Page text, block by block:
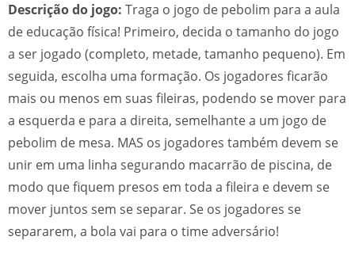
Descrição do jogo: Traga o jogo de pebolim para a aula
de educação física! Primeiro, decida o tamanho do jogo
a ser jogado (completo, metade, tamanho pequeno). Em
seguida, escolha uma formação. Os jogadores ficarão
mais ou menos em suas fileiras, podendo se mover para
a esquerda e para a direita, semelhante a um jogo de
pebolim de mesa. MAS os jogadores também devem se
unir em uma linha segurando macarrão de piscina, de
modo que fiquem presos em toda a fileira e devem se
mover juntos sem se separar. Se os jogadores se
separarem, a bola vai para o time adversário!